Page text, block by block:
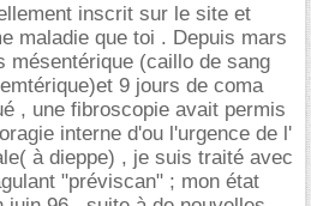
inscrit sur le site et
maladie que toi . Depuis mars
mésentérique (caillo de sang
9 jours de coma
, une fibroscopie avait permis
interne d'ou l'urgence de l'
à dieppe) , je suis traité avec
"préviscan" ; mon état